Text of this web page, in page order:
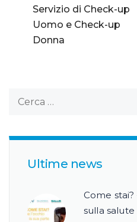
Servizio di Check-up
Uomo e Check-up
Donna
Ultime news
Come stai?
sulla salute